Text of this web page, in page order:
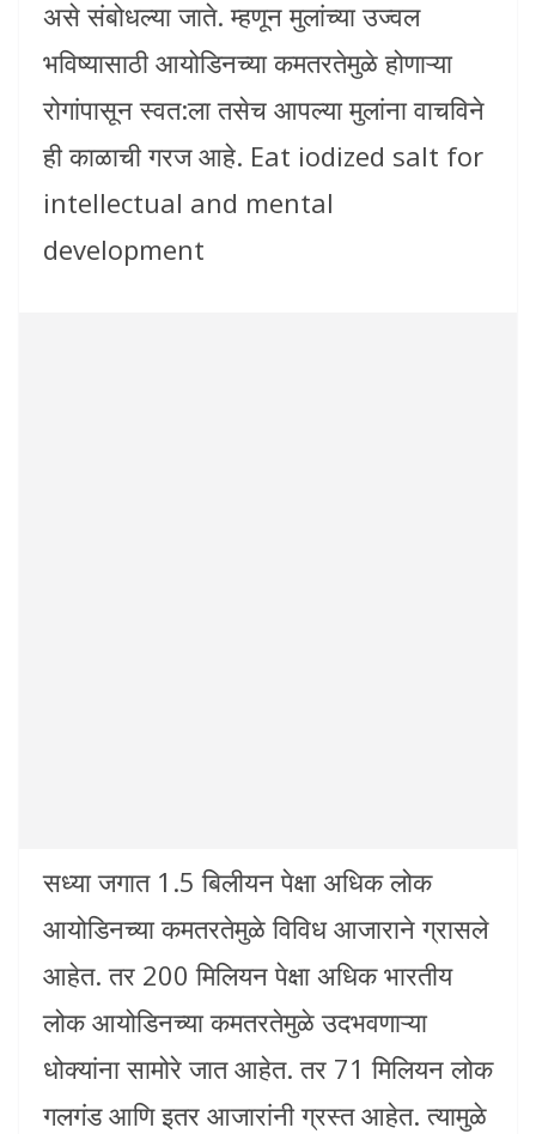
असे संबोधल्या जाते. म्हणून मुलांच्या उज्वल
भविष्यासाठी आयोडिनच्या कमतरतेमुळे होणाऱ्या
रोगांपासून स्वत:ला तसेच आपल्या मुलांना वाचविने
ही काळाची गरज आहे. Eat iodized salt for
intellectual and mental
development
सध्या जगात 1.5 बिलीयन पेक्षा अधिक लोक
आयोडिनच्या कमतरतेमुळे विविध आजाराने ग्रासले
आहेत. तर 200 मिलियन पेक्षा अधिक भारतीय
लोक आयोडिनच्या कमतरतेमुळे उदभवणाऱ्या
धोक्यांना सामोरे जात आहेत. तर 71 मिलियन लोक
गलगंड आणि इतर आजारांनी ग्रस्त आहेत. त्यामुळे